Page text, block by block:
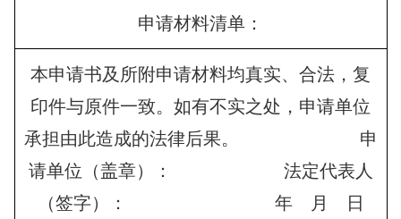
申请材料清单：
本申请书及所附申请材料均真实、合法，复
印件与原件一致。如有不实之处，申请单位
承担由此造成的法律后果。 申
请单位（盖章）： 法定代表人
（签字）： 年 月 日